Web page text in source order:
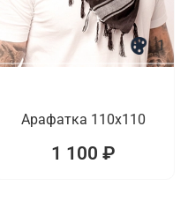
1
Арафатка 110x110
1 100 ₽